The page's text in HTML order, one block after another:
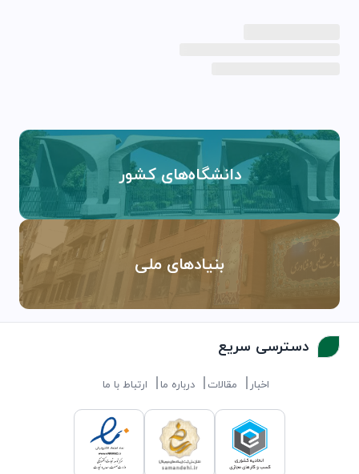
دانشگاه‌های کشور
بنیادهای ملی
دسترسی سریع
اخبار مقالات درباره ما ارتباط با ما